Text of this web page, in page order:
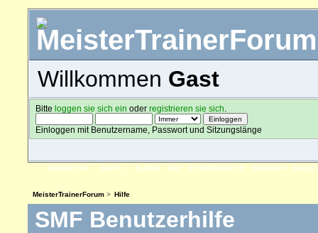
Willkommen Gast
Bitteloggen sie sich ein oderregistrieren sie sich
Einloggen mit Benutzername, Passwort und Sitzungslänge
ÜBERSICHT HILFE SUCHE FAQ FORENREGELN SPENDEN
MeisterTrainerForum> Hilfe
SMF Benutzerhilfe